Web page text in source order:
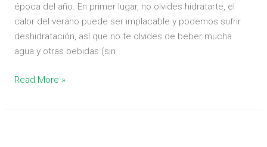
época del año. En primer lugar, no olvides hidratarte, el
calor del verano puede ser implacable y podemos sufrir
deshidratación, así que no te olvides de beber mucha
agua y otras bebidas (sin
Read More »